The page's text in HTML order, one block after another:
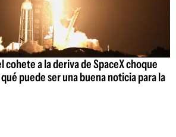
cohete a la deriva de SpaceX choque
puede ser una buena noticia para la